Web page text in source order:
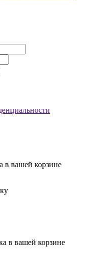
в вашей корзине
в вашей корзине